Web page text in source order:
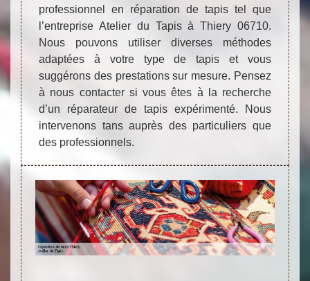
professionnel en réparation de tapis tel que
l’entreprise Atelier du Tapis à Thiery 06710.
Nous pouvons utiliser diverses méthodes
adaptées à votre type de tapis et vous
suggérons des prestations sur mesure. Pensez
à nous contacter si vous êtes à la recherche
d’un réparateur de tapis expérimenté. Nous
intervenons tans auprès des particuliers que
des professionnels.